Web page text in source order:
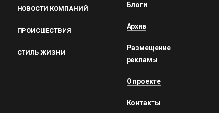
НОВОСТИ КОМПАНИЙ
ПРОИСШЕСТВИЯ
СТИЛЬ ЖИЗНИ
Блоги
Архив
Размещение
рекламы
О проекте
Контакты